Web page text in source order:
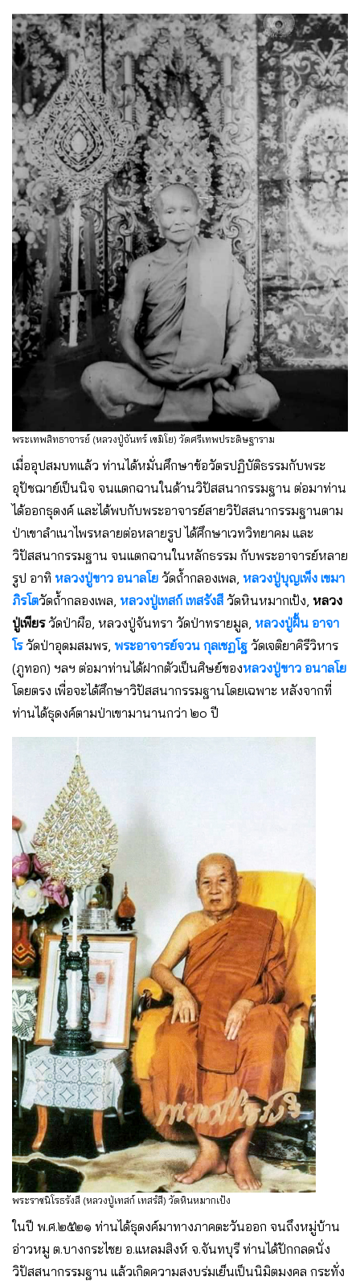
พระเทพสิทธาจารย์ (หลวงปู่จันทร์ เขมิโย) วัดศรีเทพประดิษฐาราม
เมื่ออุปสมบทแล้ว ท่านได้หมั่นศึกษาข้อวัตรปฏิบัติธรรมกับพระ
อุปัชฌาย์เป็นนิจ จนแตกฉานในด้านวิปัสสนากรรมฐาน ต่อมาท่าน
ได้ออกธุดงค์ และได้พบกับพระอาจารย์สายวิปัสสนากรรมฐานตาม
ป่าเขาลำเนาไพรหลายต่อหลายรูป ได้ศึกษาเวทวิทยาคม และ
วิปัสสนากรรมฐาน จนแตกฉานในหลักธรรม กับพระอาจารย์หลาย
รูป อาทิ หลวงปู่ขาว อนาลโย วัดถ้ำกลองเพล, หลวงปู่บุญเพ็ง เขมา
ภิรโตวัดถ้ำกลองเพล, หลวงปู่เทสก์ เทสรังสี วัดหินหมากเป้ง, หลวง
ปู่เพียรวัดป่าผือ, หลวงปู่จันทรา วัดป่าทรายมูล, หลวงปู่ฝั้น อาจา
โรวัดป่าอุดมสมพร, พระอาจารย์จวน กุลเชฏโฐ วัดเจติยาคิรีวิหาร
(ภูทอก) ฯลฯ ต่อมาท่านได้ฝากตัวเป็นศิษย์ของหลวงปู่ขาว อนาลโย
โดยตรง เพื่อจะได้ศึกษาวิปัสสนากรรมฐานโดยเฉพาะ หลังจากที่
ท่านได้ธุดงค์ตามป่าเขามานานกว่า ๒๐ ปี
พระราชนิโรธรังสี (หลวงปู่เทสก์ เทสรํสี) วัดหินหมากเป้ง
ในปี พ.ศ.๒๕๒๑ ท่านได้ธุดงค์มาทางภาคตะวันออก จนถึงหมู่บ้าน
อ่าวหมู ต.บางกระไชย อ.แหลมสิงห์ จ.จันทบุรี ท่านได้ปักกลดนั่ง
วิปัสสนากรรมฐาน แล้วเกิดความสงบร่มเย็นเป็นนิมิตมงคล กระทั่ง